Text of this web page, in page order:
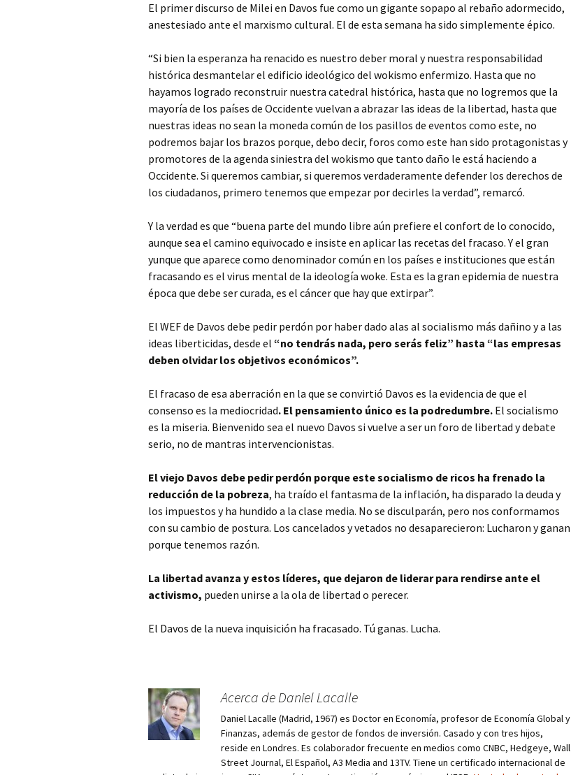
El primer discurso de Milei en Davos fue como un gigante sopapo al rebaño adormecido,
anestesiado ante el marxismo cultural. El de esta semana ha sido simplemente épico.
“Si bien la esperanza ha renacido es nuestro deber moral y nuestra responsabilidad
histórica desmantelar el edificio ideológico del wokismo enfermizo. Hasta que no
hayamos logrado reconstruir nuestra catedral histórica, hasta que no logremos que la
mayoría de los países de Occidente vuelvan a abrazar las ideas de la libertad, hasta que
nuestras ideas no sean la moneda común de los pasillos de eventos como este, no
podremos bajar los brazos porque, debo decir, foros como este han sido protagonistas y
promotores de la agenda siniestra del wokismo que tanto daño le está haciendo a
Occidente. Si queremos cambiar, si queremos verdaderamente defender los derechos de
los ciudadanos, primero tenemos que empezar por decirles la verdad”, remarcó.
Y la verdad es que “buena parte del mundo libre aún prefiere el confort de lo conocido,
aunque sea el camino equivocado e insiste en aplicar las recetas del fracaso. Y el gran
yunque que aparece como denominador común en los países e instituciones que están
fracasando es el virus mental de la ideología woke. Esta es la gran epidemia de nuestra
época que debe ser curada, es el cáncer que hay que extirpar”.
El WEF de Davos debe pedir perdón por haber dado alas al socialismo más dañino y a las
ideas liberticidas, desde el “no tendrás nada, pero serás feliz” hasta “las empresas
deben olvidar los objetivos económicos”.
El fracaso de esa aberración en la que se convirtió Davos es la evidencia de que el
consenso es la mediocridad. El pensamiento único es la podredumbre. El socialismo
es la miseria. Bienvenido sea el nuevo Davos si vuelve a ser un foro de libertad y debate
serio, no de mantras intervencionistas.
El viejo Davos debe pedir perdón porque este socialismo de ricos ha frenado la
reducción de la pobreza, ha traído el fantasma de la inflación, ha disparado la deuda y
los impuestos y ha hundido a la clase media. No se disculparán, pero nos conformamos
con su cambio de postura. Los cancelados y vetados no desaparecieron: Lucharon y ganan
porque tenemos razón.
La libertad avanza y estos líderes, que dejaron de liderar para rendirse ante el
activismo, pueden unirse a la ola de libertad o perecer.
El Davos de la nueva inquisición ha fracasado. Tú ganas. Lucha.
Acerca de Daniel Lacalle
Daniel Lacalle (Madrid, 1967) es Doctor en Economía, profesor de Economía Global y
Finanzas, además de gestor de fondos de inversión. Casado y con tres hijos,
reside en Londres. Es colaborador frecuente en medios como CNBC, Hedgeye, Wall
Street Journal, El Español, A3 Media and 13TV. Tiene un certificado internacional de